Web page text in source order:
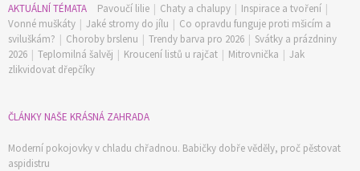
AKTUÁLNÍ TÉMATA Pavoučí lilie | Chaty a chalupy | Inspirace a tvoření |
Vonné muškáty | Jaké stromy do jílu | Co opravdu funguje proti mšicím a
sviluškám? | Choroby brslenu | Trendy barva pro 2026 | Svátky a prázdniny
2026 | Teplomilná šalvěj | Kroucení listů u rajčat | Mitrovnička | Jak
zlikvidovat dřepčíky
ČLÁNKY NAŠE KRÁSNÁ ZAHRADA
Moderní pokojovky v chladu chřadnou. Babičky dobře věděly, proč pěstovat
aspidistru